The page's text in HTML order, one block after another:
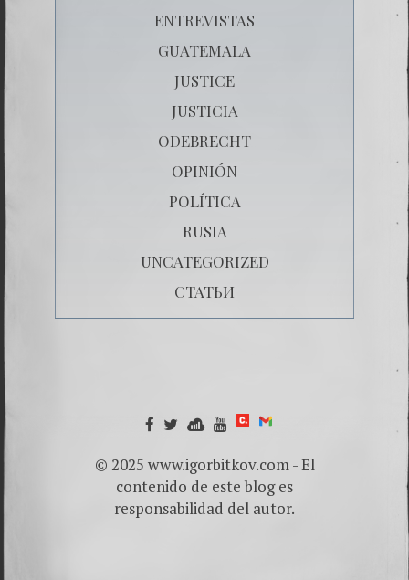
ENTREVISTAS
GUATEMALA
JUSTICE
JUSTICIA
ODEBRECHT
OPINIÓN
POLÍTICA
RUSIA
UNCATEGORIZED
СТАТЬИ
© 2025 www.igorbitkov.com - El
contenido de este blog es
responsabilidad del autor.